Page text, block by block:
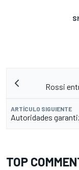
Rossi
ARTÍCULO SIGUIENTE
Autoridades
TOP